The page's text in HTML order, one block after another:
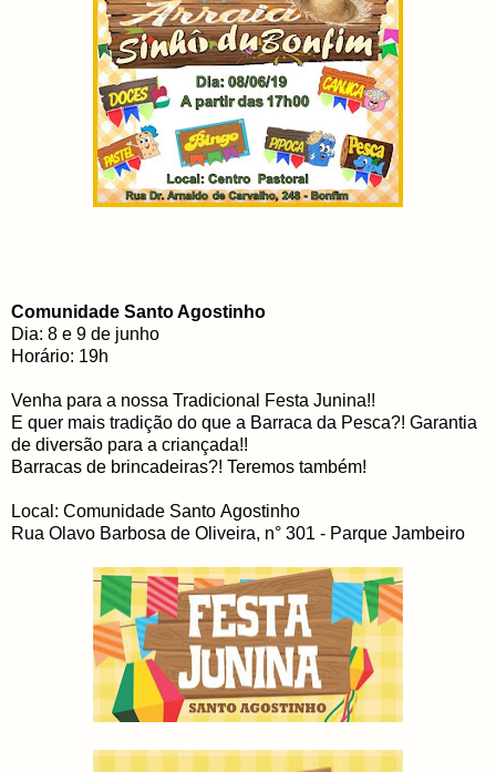
Comunidade Santo Agostinho
Dia: 8 e 9 de junho
Horário: 19h
Venha para a nossa Tradicional Festa Junina!!
E quer mais tradição do que a Barraca da Pesca?! Garantia
de diversão para a criançada!!
Barracas de brincadeiras?! Teremos também!
Local: Comunidade Santo Agostinho
Rua Olavo Barbosa de Oliveira, n° 301 - Parque Jambeiro